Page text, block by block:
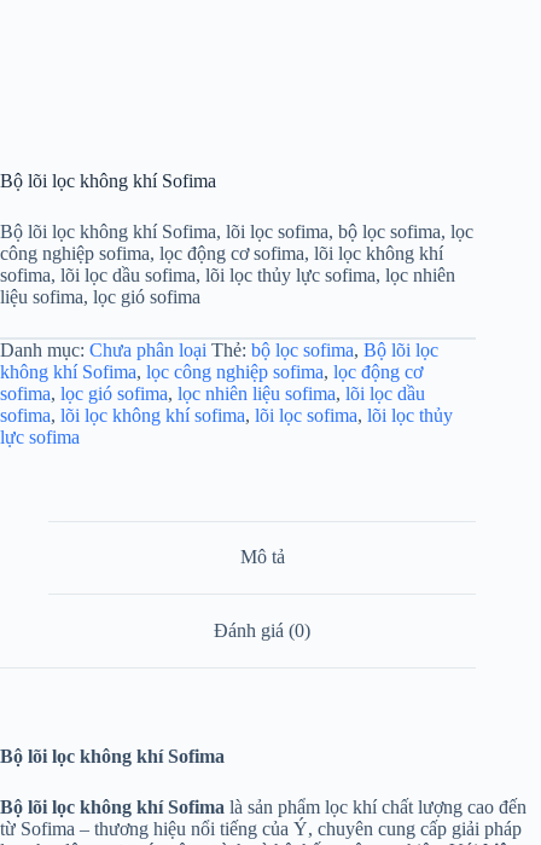
Bộ lõi lọc không khí Sofima
Bộ lõi lọc không khí Sofima, lõi lọc sofima, bộ lọc sofima, lọc
công nghiệp sofima, lọc động cơ sofima, lõi lọc không khí
sofima, lõi lọc dầu sofima, lõi lọc thủy lực sofima, lọc nhiên
liệu sofima, lọc gió sofima
Danh mục: Chưa phân loại Thẻ: bộ lọc sofima, Bộ lõi lọc
không khí Sofima, lọc công nghiệp sofima, lọc động cơ
sofima, lọc gió sofima, lọc nhiên liệu sofima, lõi lọc dầu
sofima, lõi lọc không khí sofima, lõi lọc sofima, lõi lọc thủy
lực sofima
Mô tả
Đánh giá (0)
Bộ lõi lọc không khí Sofima
Bộ lõi lọc không khí Sofima là sản phẩm lọc khí chất lượng cao đến
từ Sofima – thương hiệu nổi tiếng của Ý, chuyên cung cấp giải pháp